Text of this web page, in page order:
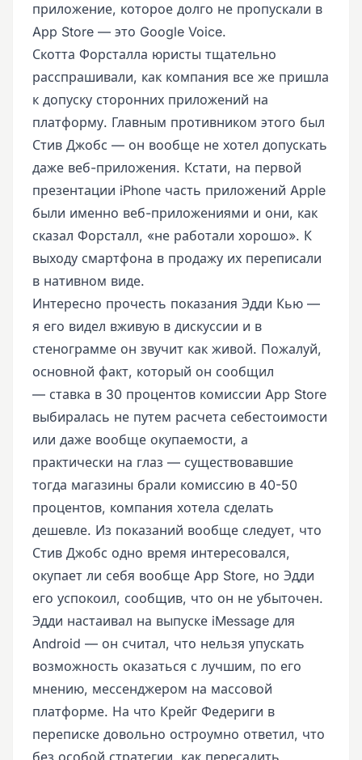
приложение, которое долго не пропускали в
App Store — это Google Voice.
Скотта Форсталла юристы тщательно
расспрашивали, как компания все же пришла
к допуску сторонних приложений на
платформу. Главным противником этого был
Стив Джобс — он вообще не хотел допускать
даже веб-приложения. Кстати, на первой
презентации iPhone часть приложений Apple
были именно веб-приложениями и они, как
сказал Форсталл, «не работали хорошо». К
выходу смартфона в продажу их переписали
в нативном виде.
Интересно прочесть показания Эдди Кью —
я его видел вживую в дискуссии и в
стенограмме он звучит как живой. Пожалуй,
основной факт, который он сообщил
— ставка в 30 процентов комиссии App Store
выбиралась не путем расчета себестоимости
или даже вообще окупаемости, а
практически на глаз — существовавшие
тогда магазины брали комиссию в 40-50
процентов, компания хотела сделать
дешевле. Из показаний вообще следует, что
Стив Джобс одно время интересовался,
окупает ли себя вообще App Store, но Эдди
его успокоил, сообщив, что он не убыточен.
Эдди настаивал на выпуске iMessage для
Android — он считал, что нельзя упускать
возможность оказаться с лучшим, по его
мнению, мессенджером на массовой
платформе. На что Крейг Федериги в
переписке довольно остроумно ответил, что
без особой стратегии, как пересадить